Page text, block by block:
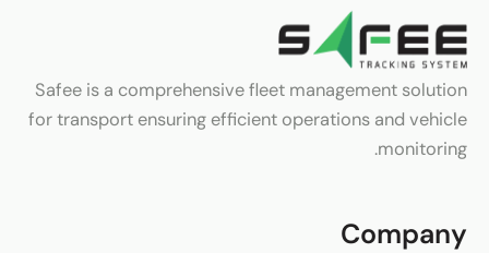
Safee is a comprehensive fleet management solution
for transport ensuring efficient operations and vehicle
monitoring.
Company